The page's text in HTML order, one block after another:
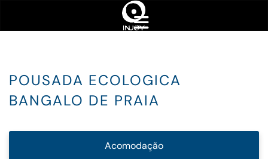
POUSADA ECOLOGICA
BANGALO DE PRAIA
Acomodação